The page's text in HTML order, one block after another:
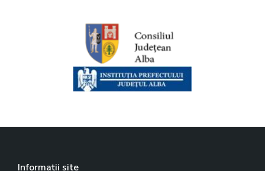
Informații site